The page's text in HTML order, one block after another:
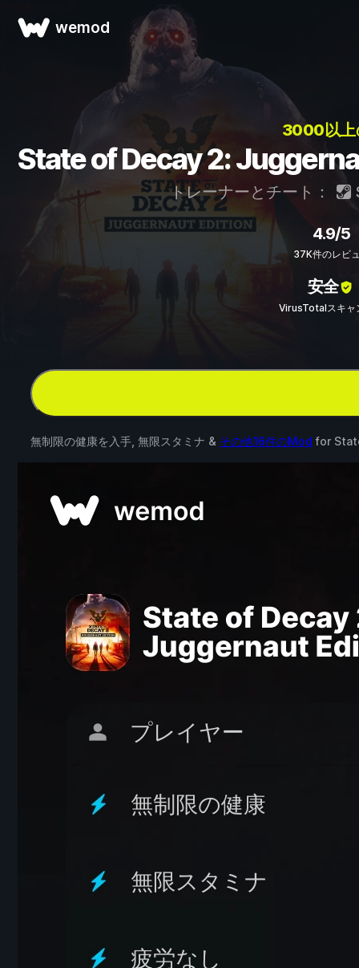
wemod
3000以上
State of Decay 2:
トレーナーとチート：
4.9/5
37K件のレビ
安全
VirusTotalスキャ
無制限の健康を入手, 無限スタミナ & その他16件のMod for